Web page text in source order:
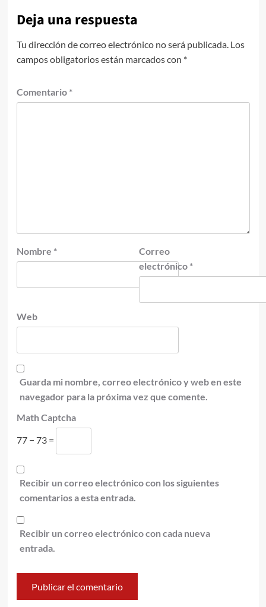
Deja una respuesta
Tu dirección de correo electrónico no será publicada. Los
campos obligatorios están marcados con *
Comentario *
Nombre *
Correo
electrónico *
Web
Guarda mi nombre, correo electrónico y web en este
navegador para la próxima vez que comente.
Math Captcha
77 − 73 =
Recibir un correo electrónico con los siguientes
comentarios a esta entrada.
Recibir un correo electrónico con cada nueva
entrada.